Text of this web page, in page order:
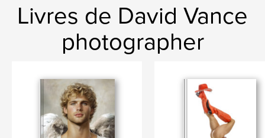
Livres de David Vance
photographer